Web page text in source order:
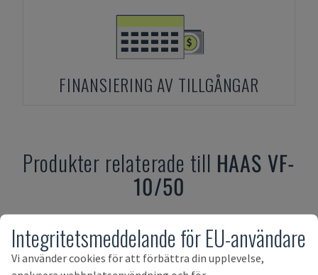
FINANSIERING AV TILLGÅNGAR
Produkter relaterade till HAAS VF-
10/50
Integritetsmeddelande för EU-användare
Vi använder cookies för att förbättra din upplevelse,